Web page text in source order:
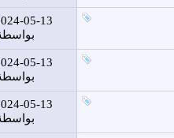
05-13
05-13
05-13